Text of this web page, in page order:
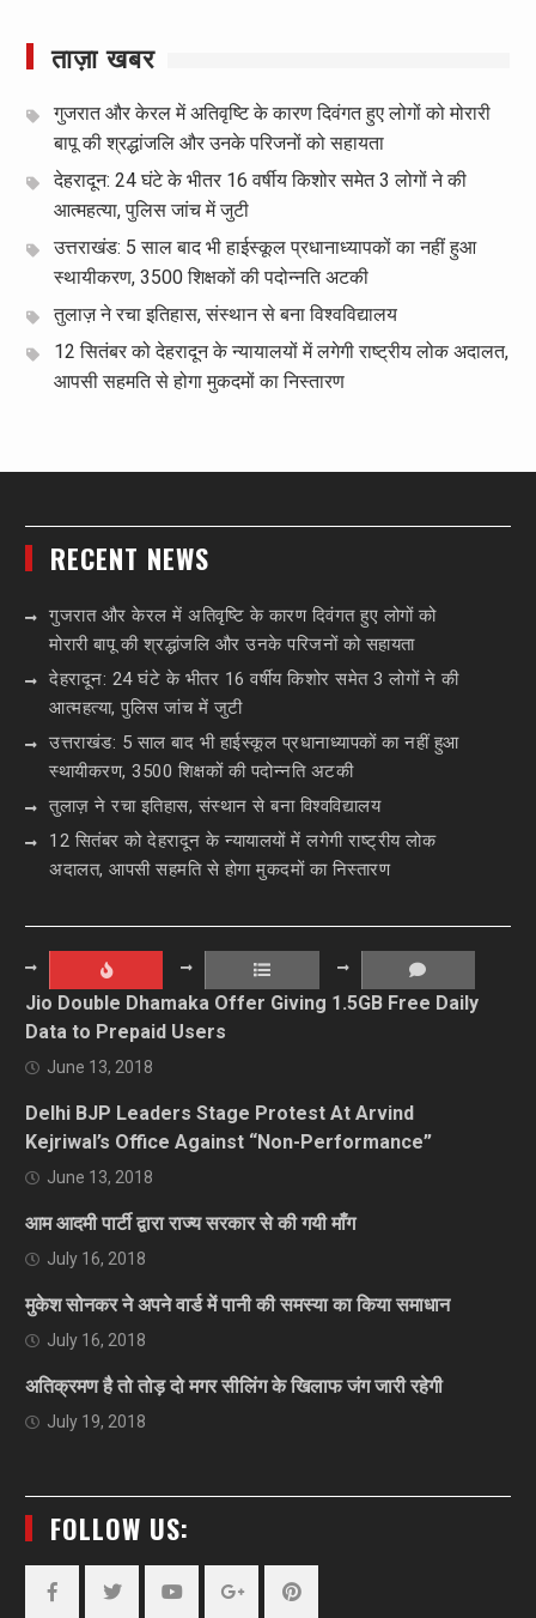
ताज़ा खबर
गुजरात और केरल में अतिवृष्टि के कारण दिवंगत हुए लोगों को मोरारी
बापू की श्रद्धांजलि और उनके परिजनों को सहायता
देहरादून: 24 घंटे के भीतर 16 वर्षीय किशोर समेत 3 लोगों ने की
आत्महत्या, पुलिस जांच में जुटी
उत्तराखंड: 5 साल बाद भी हाईस्कूल प्रधानाध्यापकों का नहीं हुआ
स्थायीकरण, 3500 शिक्षकों की पदोन्नति अटकी
तुलाज़ ने रचा इतिहास, संस्थान से बना विश्वविद्यालय
12 सितंबर को देहरादून के न्यायालयों में लगेगी राष्ट्रीय लोक अदालत,
आपसी सहमति से होगा मुकदमों का निस्तारण
RECENT NEWS
गुजरात और केरल में अतिवृष्टि के कारण दिवंगत हुए लोगों को
मोरारी बापू की श्रद्धांजलि और उनके परिजनों को सहायता
देहरादून: 24 घंटे के भीतर 16 वर्षीय किशोर समेत 3 लोगों ने की
आत्महत्या, पुलिस जांच में जुटी
उत्तराखंड: 5 साल बाद भी हाईस्कूल प्रधानाध्यापकों का नहीं हुआ
स्थायीकरण, 3500 शिक्षकों की पदोन्नति अटकी
तुलाज़ ने रचा इतिहास, संस्थान से बना विश्वविद्यालय
12 सितंबर को देहरादून के न्यायालयों में लगेगी राष्ट्रीय लोक
अदालत, आपसी सहमति से होगा मुकदमों का निस्तारण
Jio Double Dhamaka Offer Giving 1.5GB Free Daily
Data to Prepaid Users
June 13, 2018
Delhi BJP Leaders Stage Protest At Arvind
Kejriwal’s Office Against “Non-Performance”
June 13, 2018
आम आदमी पार्टी द्वारा राज्य सरकार से की गयी माँग
July 16, 2018
मुकेश सोनकर ने अपने वार्ड में पानी की समस्या का किया समाधान
July 16, 2018
अतिक्रमण है तो तोड़ दो मगर सीलिंग के खिलाफ जंग जारी रहेगी
July 19, 2018
FOLLOW US: